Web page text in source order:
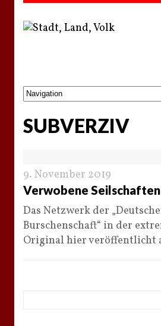
SUBVERZIV
9. November 2019
Verwobene Seilschaften
Das Netzwerk der
Burschenschaft“ in der
Original hier veröffentlicht